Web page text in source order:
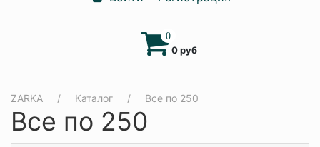
0
0 руб
ZARKA Каталог Все по 250
Все по 250